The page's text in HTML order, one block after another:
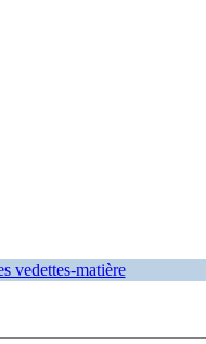
vedettes-matière